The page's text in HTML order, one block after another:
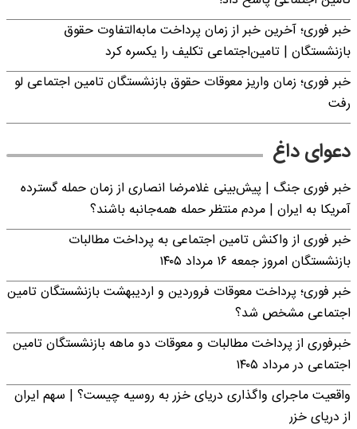
خبر فوری؛ آخرین خبر از زمان پرداخت مابه‌التفاوت حقوق
بازنشستگان | تامین‌اجتماعی تکلیف را یکسره کرد
خبر فوری؛ زمان واریز معوقات حقوق بازنشستگان تامین اجتماعی لو
رفت
دعوای داغ
خبر فوری جنگ | پیش‌بینی غلامرضا انصاری از زمان حمله گسترده
آمریکا به ایران | مردم منتظر حمله همه‌جانبه باشند؟
خبر فوری از واکنش تامین اجتماعی به پرداخت مطالبات
بازنشستگان امروز جمعه ۱۶ مرداد ۱۴۰۵
خبر فوری؛ پرداخت معوقات فروردین و اردیبهشت بازنشستگان تامین
اجتماعی مشخص شد؟
خبرفوری از پرداخت مطالبات و معوقات دو ماهه بازنشستگان تامین
اجتماعی در مرداد ۱۴۰۵
واقعیت ماجرای واگذاری دریای خزر به روسیه چیست؟ | سهم ایران
از دریای خزر